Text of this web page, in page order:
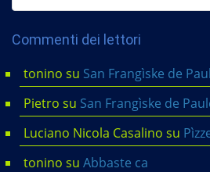
Commenti dei lettori
tonino su San Frangìske de
Pietro su San Frangìske de
Luciano Nicola Casalino su
tonino su Abbaste ca